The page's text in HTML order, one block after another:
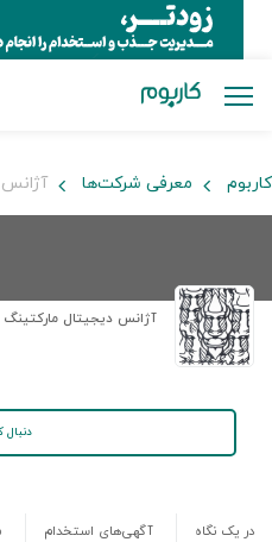
کاربوم معرفی شرکت‌ها آژانس
آژانس دیجیتال مارکتینگ
دنبال
در یک نگاه آگهی‌های استخدام